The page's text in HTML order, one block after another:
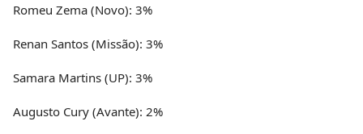
Romeu Zema (Novo): 3%
Renan Santos (Missão): 3%
Samara Martins (UP): 3%
Augusto Cury (Avante): 2%